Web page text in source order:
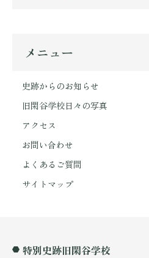
メニュー
史跡からのお知らせ
旧閑谷学校日々の写真
アクセス
お問い合わせ
よくあるご質問
サイトマップ
特別史跡旧閑谷学校